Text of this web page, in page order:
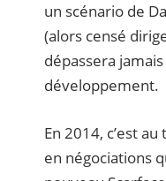
un scénario de
(alors censé
dépassera
développement.
En 2014, c’est
en négociations